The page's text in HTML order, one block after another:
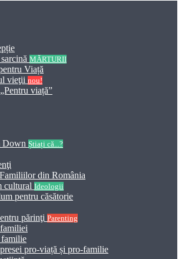
MĂRTURII
Viață
vieţii nou!
viață”
Down Știați că...?
din România
cultural Ideologii
pentru căsătorie
părinţi Parenting
pro-viață și pro-familie